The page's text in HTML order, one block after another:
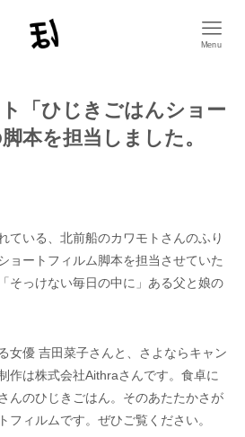
Menu
「ひじきごはんショー
本を担当しました。
ている、北前船のカワモトさんのふり
ョートフィルム脚本を担当させていた
そっけない毎日の中に」ある父と娘の
女優 吉田菜子さんと、さよならキャン
作は株式会社Aithraさんです。食卓に
んのひじきごはん。そのあたたかさが
フィルムです。ぜひご覧ください。